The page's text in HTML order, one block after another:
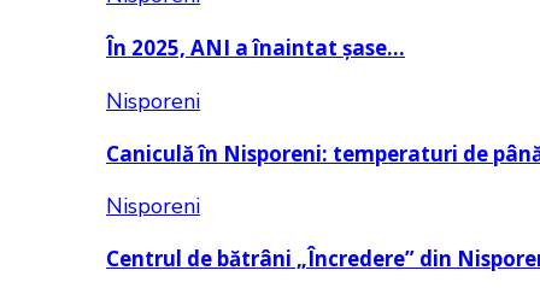
În 2025, ANI a înaintat șase…
Nisporeni
Caniculă în Nisporeni: temperaturi de
Nisporeni
Centrul de bătrâni „Încredere” din